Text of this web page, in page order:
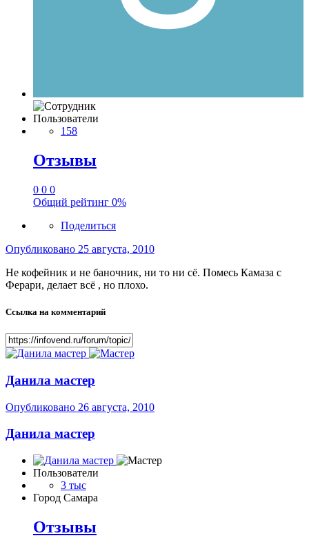
Пользователи
158
Отзывы
0 0 0
Общий рейтинг 0%
Поделиться
Опубликовано 25 августа, 2010
Не кофейник и не баночник, ни то ни сё. Помесь Камаза с
Ферари, делает всё , но плохо.
Ссылка на комментарий
Данила мастер
Опубликовано 26 августа, 2010
Данила мастер
Пользователи
3 тыс
Город Самара
Отзывы